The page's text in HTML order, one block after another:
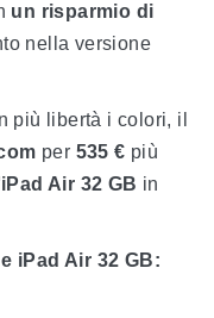
un risparmio di
nella versione
più libertà i colori, il
per 535 € più
Air 32 GB in
iPad Air 32 GB: